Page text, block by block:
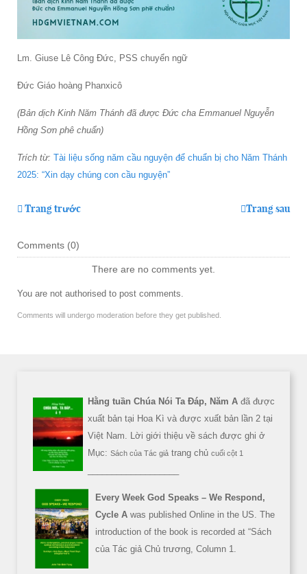
Lm. Giuse Lê Công Đức, PSS chuyển ngữ
Đức Giáo hoàng Phanxicô
(Bản dịch Kinh Năm Thánh đã được Đức cha Emmanuel Nguyễn
Hồng Sơn phê chuẩn)
Trích từ: Tài liệu sống năm cầu nguyện để chuẩn bị cho Năm Thánh
2025: “Xin dạy chúng con cầu nguyện”
Trang trước Trang sau
Comments (0)
There are no comments yet.
You are not authorised to post comments.
Comments will undergo moderation before they get published.
Hằng tuần Chúa Nói Ta Đáp, Năm A đã được
xuất bản tại Hoa Kì và được xuất bản lần 2 tại
Việt Nam. Lời giới thiệu về sách được ghi ở
Mục: Sách của Tác giả trang chủ cuối cột 1
Every Week God Speaks – We Respond,
Cycle A was published Online in the US. The
introduction of the book is recorded at “Sách
của Tác giả Chủ trương, Column 1.